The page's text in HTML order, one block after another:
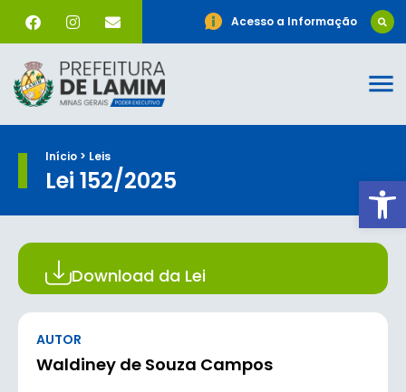
Acesso a Informação
Início > Leis
Lei 152/2025
Download da Lei
AUTOR
Waldiney de Souza Campos